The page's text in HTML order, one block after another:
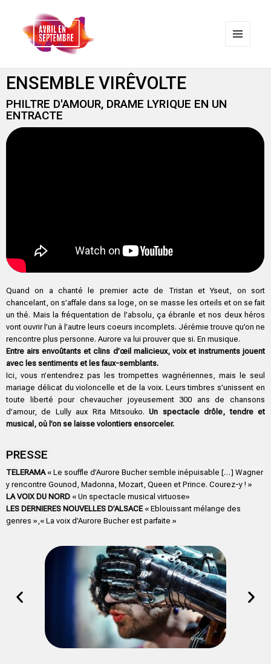
AVRIL EN SEPTEMBRE
ENSEMBLE VIRÊVOLTE
PHILTRE D'AMOUR, DRAME LYRIQUE EN UN
ENTRACTE
Quand on a chanté le premier acte de Tristan et Yseut, on sort
chancelant, on s’affale dans sa loge, on se masse les orteils et on se fait
un thé. Mais la fréquentation de l’absolu, ça ébranle et nos deux héros
vont ouvrir l’un à l’autre leurs coeurs incomplets. Jérémie trouve qu’on ne
rencontre plus personne. Aurore va lui prouver que si. En musique.
Entre airs envoûtants et clins d’œil malicieux, voix et instruments jouent
avec les sentiments et les faux-semblants.
Ici, vous n’entendrez pas les trompettes wagnériennes, mais le seul
mariage délicat du violoncelle et de la voix. Leurs timbres s’unissent en
toute liberté pour chevaucher joyeusement 300 ans de chansons
d’amour, de Lully aux Rita Mitsouko.Un spectacle drôle, tendre et
musical, où l’on se laisse volontiers ensorceler.
PRESSE
TELERAMA « Le souffle d’Aurore Bucher semble inépuisable […] Wagner
y rencontre Gounod, Madonna, Mozart, Queen et Prince. Courez-y ! »
LA VOIX DU NORD « Un spectacle musical virtuose»
LES DERNIERES NOUVELLES D’ALSACE « Eblouissant mélange des
genres »,« La voix d’Aurore Bucher est parfaite »